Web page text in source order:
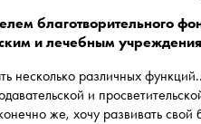
благотворительного
и лечебным
несколько различных
и
же, хочу развивать свой